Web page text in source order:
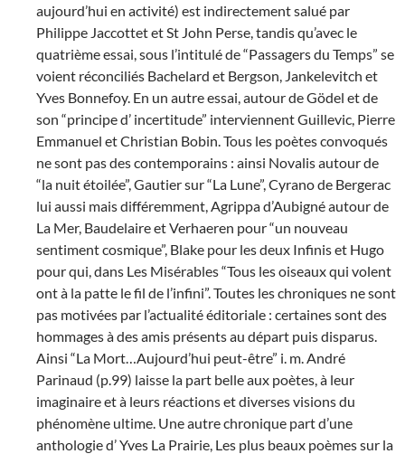
aujourd’hui en activité) est indirectement salué par
Philippe Jaccottet et St John Perse, tandis qu’avec le
quatrième essai, sous l’intitulé de “Passagers du Temps” se
voient réconciliés Bachelard et Bergson, Jankelevitch et
Yves Bonnefoy. En un autre essai, autour de Gödel et de
son “principe d’ incertitude” interviennent Guillevic, Pierre
Emmanuel et Christian Bobin. Tous les poètes convoqués
ne sont pas des contemporains : ainsi Novalis autour de
“la nuit étoilée”, Gautier sur “La Lune”, Cyrano de Bergerac
lui aussi mais différemment, Agrippa d’Aubigné autour de
La Mer, Baudelaire et Verhaeren pour “un nouveau
sentiment cosmique”, Blake pour les deux Infinis et Hugo
pour qui, dans Les Misérables “Tous les oiseaux qui volent
ont à la patte le fil de l’infini”. Toutes les chroniques ne sont
pas motivées par l’actualité éditoriale : certaines sont des
hommages à des amis présents au départ puis disparus.
Ainsi “La Mort…Aujourd’hui peut-être” i. m. André
Parinaud (p.99) laisse la part belle aux poètes, à leur
imaginaire et à leurs réactions et diverses visions du
phénomène ultime. Une autre chronique part d’une
anthologie d’ Yves La Prairie, Les plus beaux poèmes sur la